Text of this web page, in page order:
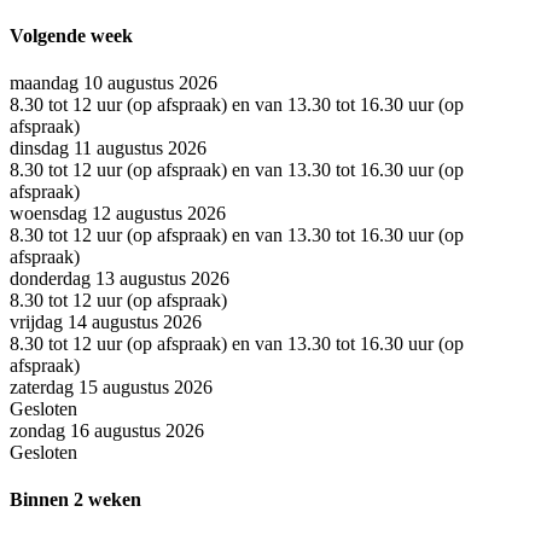
Volgende week
maandag 10 augustus 2026
8.30 tot 12 uur (op afspraak) en van 13.30 tot 16.30 uur (op
afspraak)
dinsdag 11 augustus 2026
8.30 tot 12 uur (op afspraak) en van 13.30 tot 16.30 uur (op
afspraak)
woensdag 12 augustus 2026
8.30 tot 12 uur (op afspraak) en van 13.30 tot 16.30 uur (op
afspraak)
donderdag 13 augustus 2026
8.30 tot 12 uur (op afspraak)
vrijdag 14 augustus 2026
8.30 tot 12 uur (op afspraak) en van 13.30 tot 16.30 uur (op
afspraak)
zaterdag 15 augustus 2026
Gesloten
zondag 16 augustus 2026
Gesloten
Binnen 2 weken